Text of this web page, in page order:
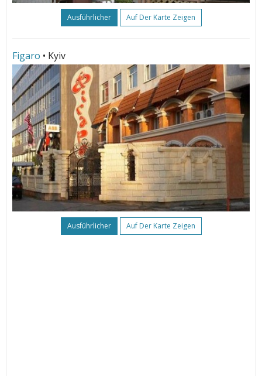
Ausführlicher Auf Der Karte Zeigen
Figaro • Kyiv
Ausführlicher Auf Der Karte Zeigen